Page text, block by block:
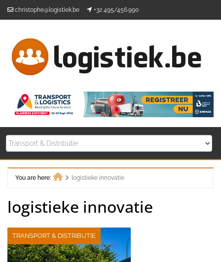
christophe@logistiek.be +32 495/456.990
You are here:
logistieke innovatie
logistieke innovatie
TRANSPORT & DISTRIBUTIE